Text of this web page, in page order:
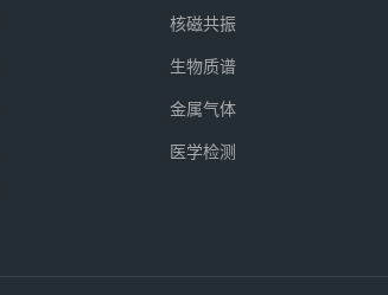
核磁共振
生物质谱
金属气体
医学检测